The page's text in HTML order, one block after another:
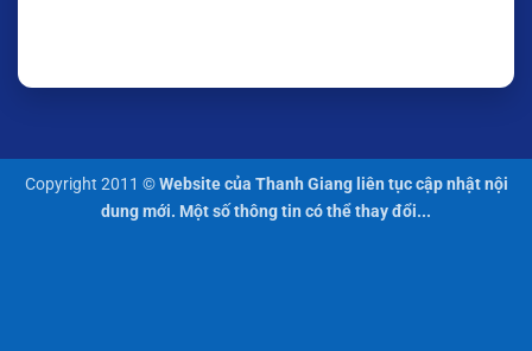
Copyright 2011 ©Website của Thanh Giang liên tục cập nhật nội
dung mới. Một số thông tin có thể thay đổi...